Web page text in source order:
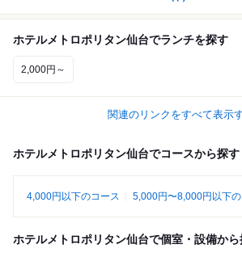
ホテルメトロポリタン仙台でランチを探す
2,000円～
関連のリンクをすべて表示
ホテルメトロポリタン仙台でコースから探す
4,000円以下のコース 5,000円〜8,000円以下
ホテルメトロポリタン仙台で個室・設備から